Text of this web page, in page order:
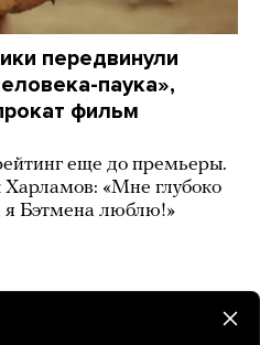
передвинули
паука»,
фильм
еще до премьеры.
«Мне глубоко
я Бэтмена люблю!»